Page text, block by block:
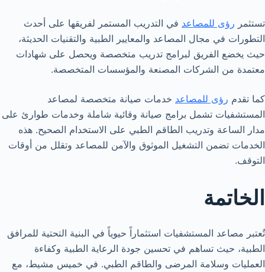
تستثمر رؤى للمصاعد في التدريب المستمر لفريقها على أحدث
التطورات في مجال المصاعد والمعايير الطبية والتقنيات الحديثة،
حيث يخضع الفريق لبرامج تدريب متخصصة ويحصل على شهادات
معتمدة من الشركات المصنعة والمؤسسات المتخصصة.
كما تقدم رؤى للمصاعد خدمات صيانة متخصصة لمصاعد
المستشفيات تشمل برامج صيانة وقائية شاملة وخدمات طوارئ على
مدار الساعة وتدريب الطاقم الطبي على الاستخدام الصحيح. هذه
الخدمات تضمن التشغيل الموثوق والآمن للمصاعد وتقلل من أوقات
التوقف.
الخاتمة
تُعتبر مصاعد المستشفيات استثماراً حيوياً في البنية التحتية للمرافق
الطبية، حيث تساهم في تحسين جودة الرعاية الطبية وكفاءة
العمليات وسلامة المرضى والطاقم الطبي. في خميس مشيط، مع